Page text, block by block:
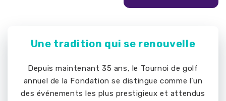
Une tradition qui se renouvelle
Depuis maintenant 35 ans, le Tournoi de golf
annuel de la Fondation se distingue comme l’un
des événements les plus prestigieux et attendus